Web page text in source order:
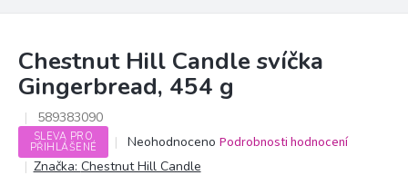
Chestnut Hill Candle svíčka
Gingerbread, 454 g
589383090
SLEVA PRO
PŘIHLÁŠENÉ
Průměrné
hodnocení
produktu
Neohodnoceno Podrobnosti hodnocení
Značka: Chestnut Hill Candle